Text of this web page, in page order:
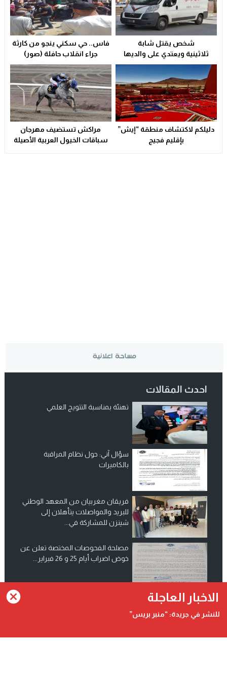
شخص يقتل شابة
ثلاثينية ويعتدي على والديها
بالسلاح الأبيض
فاس.. حي سكني ينجو من كارثة
جراء انقلاب حافلة (صور)
دليلكم لاكتشاف منطقة “إيش”
بإقليم فجيج
مراكش تستضيف مهرجان
سباقات الخيول العربية الأصيلة
احدث المقالات
تهنئة بمناسبة التتويج العلمي
سؤال آني: حول نظام المراقبة
بالكاميرات
فريقان مغربيان من المعهد الوطني
للبريد والمواصلات يتأهلان إلى
شينزن للمشاركة في...
مصلحة الفحوصات المختصة تعلن عن
خوض اضراب أيام 25 و 26 فبراير...
انضم الينا على فيسبوك
الاخبار العاجلة
للنشر في جريدة: “منبر بريس”